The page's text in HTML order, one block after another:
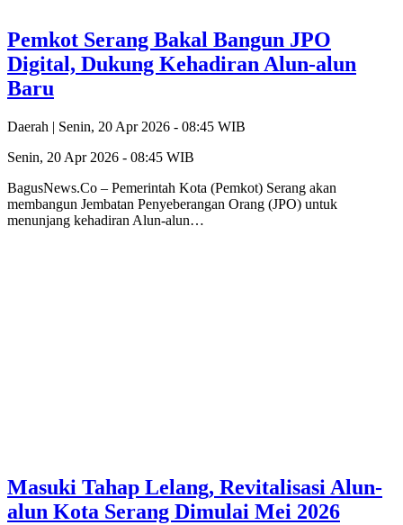
‎Pemkot Serang Bakal Bangun JPO
Digital, Dukung Kehadiran Alun-alun
Baru
Daerah | Senin, 20 Apr 2026 - 08:45 WIB
Senin, 20 Apr 2026 - 08:45 WIB
‎BagusNews.Co – Pemerintah Kota (Pemkot) Serang akan
membangun Jembatan Penyeberangan Orang (JPO) untuk
menunjang kehadiran Alun-alun…
Masuki Tahap Lelang, Revitalisasi Alun-
alun Kota Serang Dimulai Mei 2026